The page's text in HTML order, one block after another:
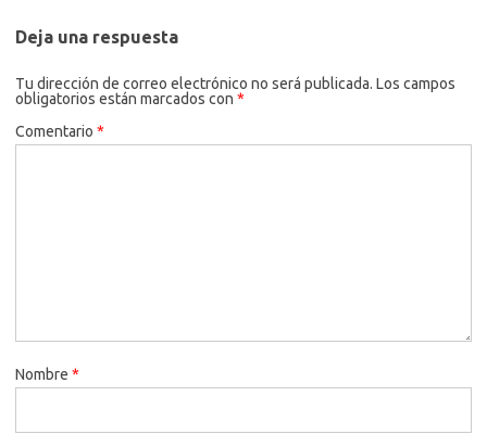
Deja una respuesta
Tu dirección de correo electrónico no será publicada. Los campos
obligatorios están marcados con *
Comentario *
Nombre *